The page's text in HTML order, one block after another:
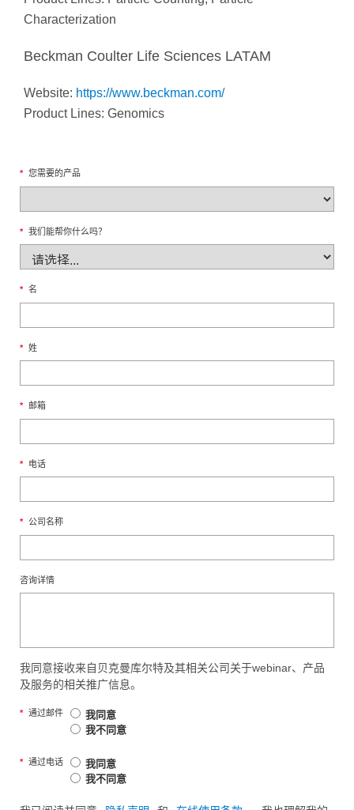
Characterization
Beckman Coulter Life Sciences LATAM
Website: https://www.beckman.com/
Product Lines: Genomics
* 您需要的产品
* 我们能帮你什么吗？
* 名
* 姓
* 邮箱
* 电话
* 公司名称
咨询详情
我同意接收来自贝克曼库尔特及其相关公司关于webinar、产品
及服务的相关推广信息。
* 通过邮件
我同意
我不同意
* 通过电话
我同意
我不同意